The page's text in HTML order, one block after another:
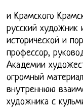
и Крамского
русский художник
исторической и
профессор,
Академии
огромный
внутреннюю
художника с